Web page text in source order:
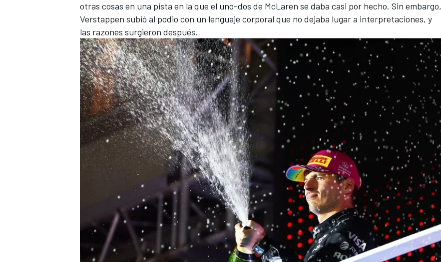
FÓRMULA E
WRC
otras cosas en una pista en la que el uno-dos de McLaren se daba casi por hecho. Sin embargo,
Verstappen subió al podio con un lenguaje corporal que no dejaba lugar a interpretaciones, y
las razones surgieron después.